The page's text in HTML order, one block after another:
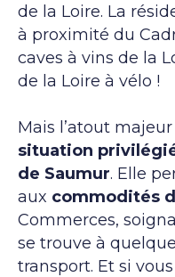
de la Loire. La
à proximité du
caves à vins de la
de la Loire à vélo !
Mais l’atout
situation
de Saumur. Elle
aux commodités
Commerces,
se trouve à
transport. Et si